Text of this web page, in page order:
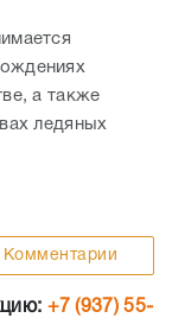
а также
ледяных
Комментарии
+7 (937) 55-